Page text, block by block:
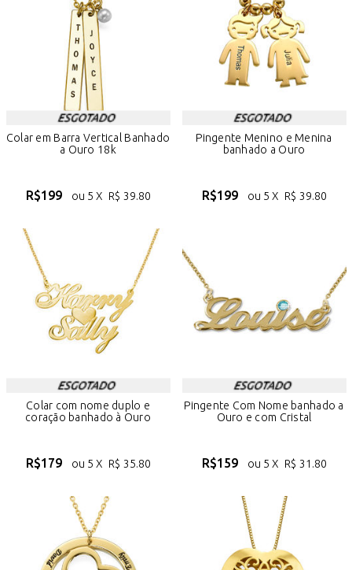
Colar em Barra Vertical Banhado
a Ouro 18k
R$199 ou 5 X R$ 39.80
Pingente Menino e Menina
banhado a Ouro
R$199 ou 5 X R$ 39.80
Colar com nome duplo e
coração banhado à Ouro
R$179 ou 5 X R$ 35.80
Pingente Com Nome banhado a
Ouro e com Cristal
R$159 ou 5 X R$ 31.80